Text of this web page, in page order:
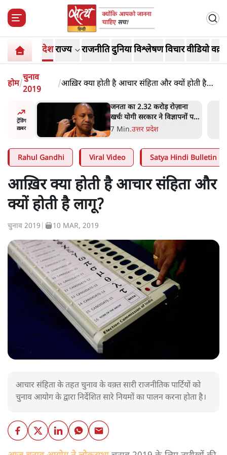
देशराज्य राजनीतिदुनियाविश्लेषणविचारवीडियो
होम/
चुनाव
2019
/आख़िर क्या होती है आचार संहिता और क्यों होती है
ट्रेंडिंग
ख़बर
पर
उलटबांसीः राष्ट्र के चरित्र की मरम्मत
जारी है
11 Min.व्यंग्य/उलटबाँसी
Rahul Gandhi Viral Video Satya Hindi Bulletin
आख़िर क्या होती है आचार संहिता और
क्यों होती है लागू?
चुनाव 2019 10 MAR, 2019
आचार संहिता के तहत चुनाव के वक़्त सारी राजनीतिक पार्टियों को
चुनाव आयोग के द्वारा निर्देशित सारे नियमों का पालन करना होता है।